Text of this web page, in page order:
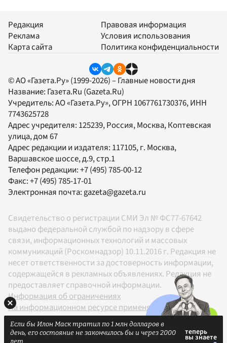
Редакция
Реклама
Карта сайта
Правовая информация
Условия использования
Политика конфиденциальности
© АО «Газета.Ру» (1999-2026) – Главные новости дня
Название: Газета.Ru (Gazeta.Ru)
Учредитель:АО «Газета.Ру», ОГРН 1067761730376, ИНН
7743625728
Адрес учредителя: 125239, Россия, Москва, Коптевская
улица, дом 67
Адрес редакции и издателя: 117105, г. Москва,
Варшавское шоссе, д.9, стр.1
Телефон редакции:+7 (495) 785-00-12
Факс:+7 (495) 785-17-01
Электронная почта:gazeta@gazeta.ru
Свидетельство о регистрации СМИ Эл № ФС77-67642
выдано федеральной службой по надзору в сфере
связи, информационных технологий и массовых
коммуникаций (Роскомнадзор) 10.11.2016 г. Редакция не
несет ответственности за достоверность информации,
содержащейся в рекламных объявлениях. Редакция не
предоставляет справочной информации.
Информация об ограничениях
На информационном ресурсе применяются
рекомендательные технологии в соответствии с
Правилами
Если бы Илон Маск тратил по 1 млн долларов в
день, его состояние не закончилось бы и через 2000
лет